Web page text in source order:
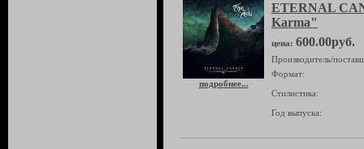
подробнее...
ETERNAL
Karma"
цена: 600.00руб.
Производитель/
Формат:
Стилистика:
Год выпуска: